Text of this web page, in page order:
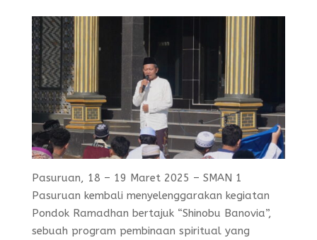
Pasuruan, 18 – 19 Maret 2025 – SMAN 1
Pasuruan kembali menyelenggarakan kegiatan
Pondok Ramadhan bertajuk “Shinobu Banovia”,
sebuah program pembinaan spiritual yang